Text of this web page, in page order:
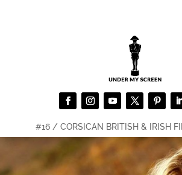
#16 / CORSICAN BRITISH & IRISH